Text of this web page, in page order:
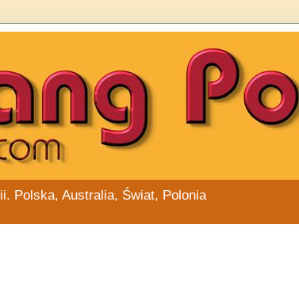
Polska, Australia, Świat, Polonia